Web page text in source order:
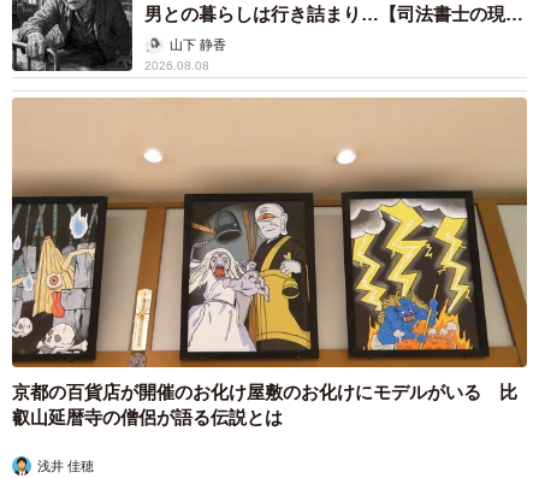
「夫婦でのウェディングフォトがみたいです！」「スタイ
ル抜群だからどんなドレスでも似合う」
2023年に放送予定のNHK大河ドラマ『どうする家康』で大
河ドラマデビューすることが発表されています。NHK朝の
連ドラ『ひよっこ』の続編でウェディングドレス姿を披露
し話題に。
「透明感がすごくて羨ましい」「最近すごく大人っぽくな
ったからドレス姿がみたい！」
【9位​：長澤まさみ】
2022年5月放映の『シン・ウルトラマン』に斎藤工さんの
男との暮らしは行き詰まり…【司法書士の現場
から】山下 静香
2026.08.08
京都の百貨店が開催のお化け屋敷のお化けにモデルがいる 比
叡山延暦寺の僧侶が語る伝説とは
浅井 佳穂